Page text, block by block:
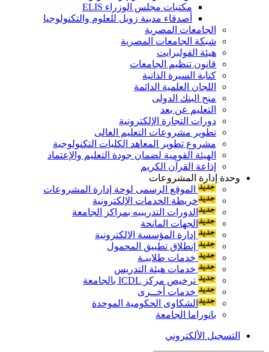
مكتبات مجلس الوزراء ELIS
أصدقاء مدينة زويل للعلوم والتكنولوجيا
الجامعات المصرية
شبكة الجامعات المصرية
هيئة الفولبرايت
قانون تنظيم الجامعات
كتابة السيرة الذاتية
اللجان العلمية الدائمة
منح البنك الدولى
التعليم عن بعد
دورات التجارة الإلكترونية
تطوير مشروعات التعليم العالى
مشروع تطوير المعاهد الكليات التكنولوجية
الهيئة القومية لضمان جودة التعليم والإعتماد
إذاعة القرآن الكريم
وحدة إدارة المشروعات
الموقع الرسمى لوحة إدارة المشروعات
خريطة الخدمات الإلكترونية
الدورات التدريبيه بمراكز الجامعة
الجهات المانحة
إدارة المؤسسة الالكترونية
إنطلاق تطبيق المحمول
خدمات طلابيـة
خدمات هيئة التدريس
ترخيص مركز ICDL بالجامعة
خدمات أخــرى
الشكاوى الحكومية الموحدة
بانوراما الجامعة
التسجيل الألكتروني